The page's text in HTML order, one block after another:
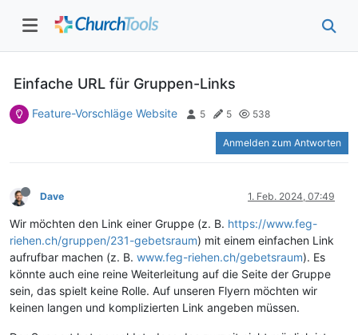
Einfache URL für Gruppen-Links
Feature-Vorschläge Website 5 5 538
Anmelden zum Antworten
Dave 1. Feb. 2024, 07:49
Wir möchten den Link einer Gruppe (z. B. https://www.feg-
riehen.ch/gruppen/231-gebetsraum) mit einem einfachen Link
aufrufbar machen (z. B. www.feg-riehen.ch/gebetsraum). Es
könnte auch eine reine Weiterleitung auf die Seite der Gruppe
sein, das spielt keine Rolle. Auf unseren Flyern möchten wir
keinen langen und komplizierten Link angeben müssen.